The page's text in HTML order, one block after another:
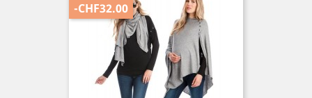
-CHF32.00